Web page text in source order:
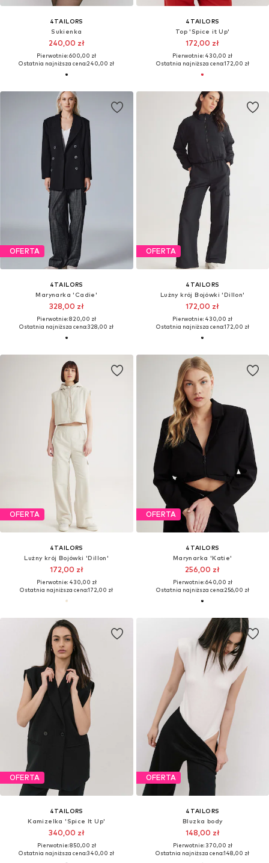
4TAILORS
Sukienka
240,00 zł
Pierwotnie: 600,00 zł
Ostatnia najniższa cena:240,00 zł
4TAILORS
Top 'Spice it Up'
172,00 zł
Pierwotnie: 430,00 zł
Ostatnia najniższa cena:172,00 zł
OFERTA
4TAILORS
Marynarka 'Cadie'
328,00 zł
Pierwotnie: 820,00 zł
Ostatnia najniższa cena:328,00 zł
OFERTA
4TAILORS
Lużny krój Bojówki 'Dillon'
172,00 zł
Pierwotnie: 430,00 zł
Ostatnia najniższa cena:172,00 zł
OFERTA
4TAILORS
Lużny krój Bojówki 'Dillon'
172,00 zł
Pierwotnie: 430,00 zł
Ostatnia najniższa cena:172,00 zł
OFERTA
4TAILORS
Marynarka 'Katie'
256,00 zł
Pierwotnie: 640,00 zł
Ostatnia najniższa cena:256,00 zł
OFERTA
4TAILORS
Kamizelka 'Spice It Up'
340,00 zł
Pierwotnie: 850,00 zł
Ostatnia najniższa cena:340,00 zł
OFERTA
4TAILORS
Bluzka body
148,00 zł
Pierwotnie: 370,00 zł
Ostatnia najniższa cena:148,00 zł